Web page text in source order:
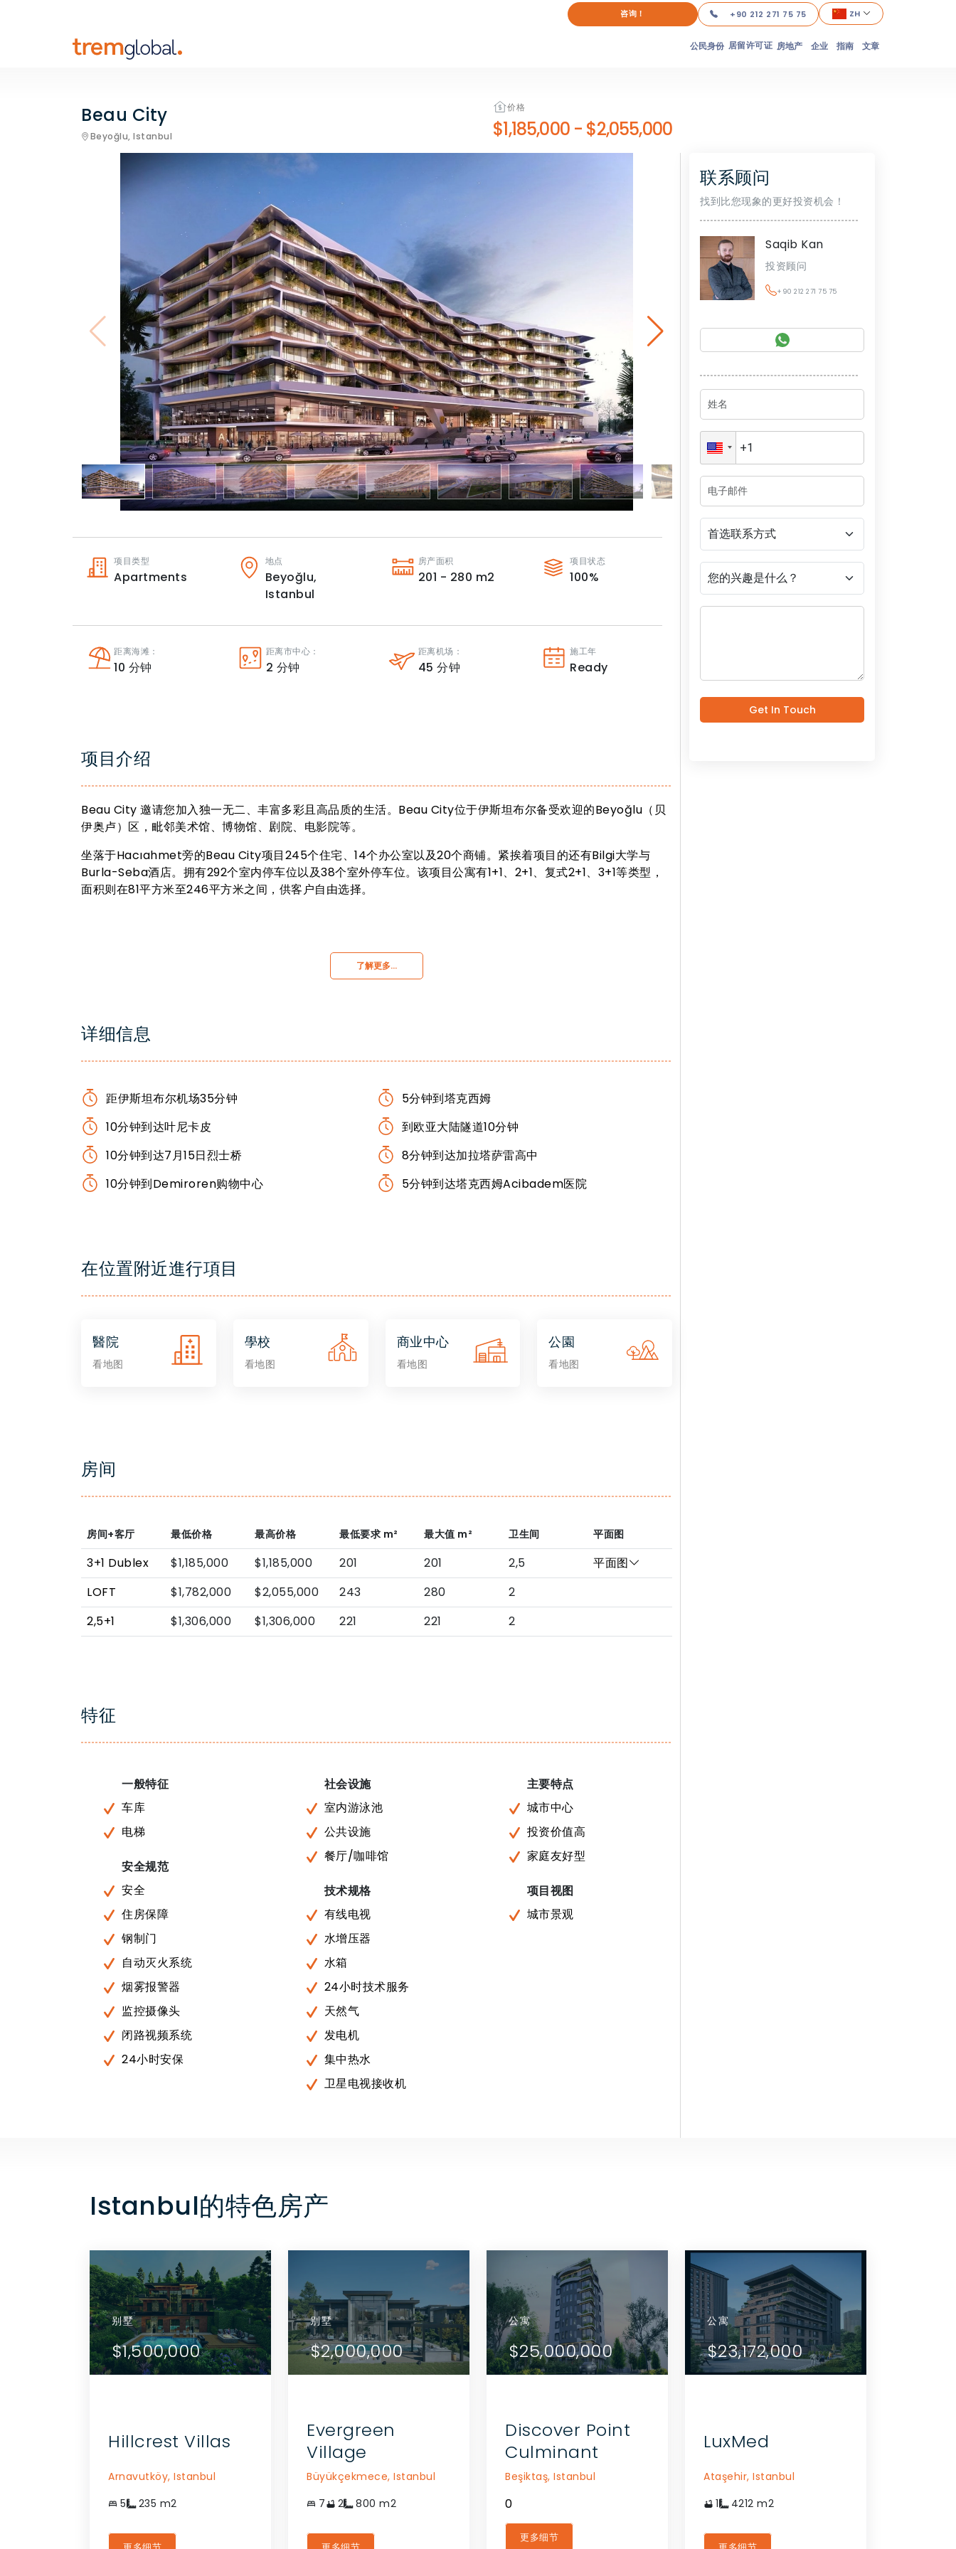
咨询！ +90 212 271 75 75 ZH
公民身份 居留许可证 房地产 企业 指南 文章
Beau City
Beyoğlu, Istanbul
价格
$1,185,000 - $2,055,000
项目类型
Apartments
地点
Beyoğlu,
Istanbul
房产面积
201 - 280 m2
项目状态
100%
距离海滩：
10 分钟
距离市中心：
2 分钟
距离机场：
45 分钟
施工年
Ready
项目介绍
Beau City 邀请您加入独一无二、丰富多彩且高品质的生活。Beau City位于伊斯坦布尔备受欢迎的Beyoğlu（贝
伊奥卢）区，毗邻美术馆、博物馆、剧院、电影院等。
坐落于Hacıahmet旁的Beau City项目245个住宅、14个办公室以及20个商铺。紧挨着项目的还有Bilgi大学与
Burla-Seba酒店。拥有292个室内停车位以及38个室外停车位。该项目公寓有1+1、2+1、复式2+1、3+1等类型，
面积则在81平方米至246平方米之间，供客户自由选择。
了解更多…
详细信息
距伊斯坦布尔机场35分钟
5分钟到塔克西姆
10分钟到达叶尼卡皮
到欧亚大陆隧道10分钟
10分钟到达7月15日烈士桥
8分钟到达加拉塔萨雷高中
10分钟到Demiroren购物中心
5分钟到达塔克西姆Acibadem医院
在位置附近進行項目
醫院
看地图
學校
看地图
商业中心
看地图
公園
看地图
房间
房间+客厅 最低价格 最高价格 最低要求 m² 最大值m² 卫生间 平面图
3+1 Dublex $1,185,000 $1,185,000 201 201 2,5
平面图
LOFT
$1,782,000 $2,055,000 243 280
2
2,5+1
$1,306,000 $1,306,000 221 221 2
特征
一般特征
车库
电梯
安全规范
安全
住房保障
钢制门
自动灭火系统
烟雾报警器
监控摄像头
闭路视频系统
24小时安保
社会设施
室内游泳池
公共设施
餐厅/咖啡馆
技术规格
有线电视
水增压器
水箱
24小时技术服务
天然气
发电机
集中热水
卫星电视接收机
主要特点
城市中心
投资价值高
家庭友好型
项目视图
城市景观
联系顾问
找到比您现象的更好投资机会！
Saqib Kan
投资顾问
+90 212 271 75 75
Get In Touch
Istanbul的特色房产
别墅
$1,500,000
别墅
$1,500,000
别墅
$1,500,000
查看详情
联系代理商
$1,500,000
Hillcrest Villas
Arnavutköy, Istanbul
5
235 m2
查看详情
联系代理商
别墅
$2,000,000
别墅
$2,000,000
别墅
$2,000,000
Evergreen
Village
Büyükçekmece, Istanbul
7
2 800 m2
查看详情
联系代理商
公寓
$25,000,000
公寓
$25,000,000
Discover Point
Culminant
Beşiktaş, Istanbul
0
更多细节
查看详情
联系代理商
公寓
$23,172,000
LuxMed
Ataşehir, Istanbul
1
4212 m2